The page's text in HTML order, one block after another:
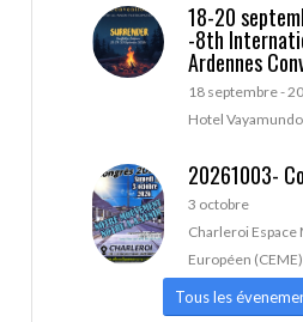
18-20
-8th
Ardennes
18 septembre-
Hotel
20261003-
3 octobre
Charleroi Espace
Européen (CEME)
Tous les